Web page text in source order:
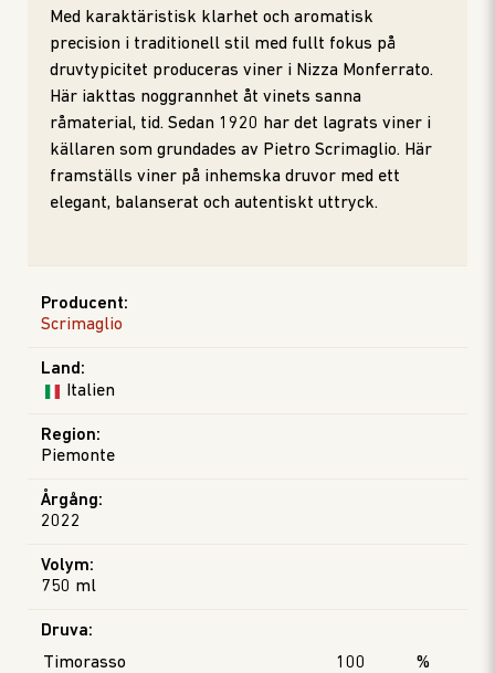
Med karaktäristisk klarhet och aromatisk
precision i traditionell stil med fullt fokus på
druvtypicitet produceras viner i Nizza Monferrato.
Här iakttas noggrannhet åt vinets sanna
råmaterial, tid. Sedan 1920 har det lagrats viner i
källaren som grundades av Pietro Scrimaglio. Här
framställs viner på inhemska druvor med ett
elegant, balanserat och autentiskt uttryck.
Producent:
Scrimaglio
Land :
Italien
Region:
Piemonte
Årgång:
2022
Volym:
750 ml
Druva:
Timorasso
100 %